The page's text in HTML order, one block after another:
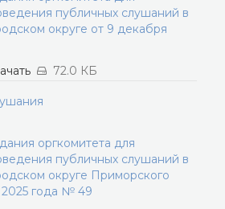
публичных слушаний в
округе от 9 декабря
72.0 КБ
оргкомитета для
публичных слушаний в
округе Приморского
2025 года № 49